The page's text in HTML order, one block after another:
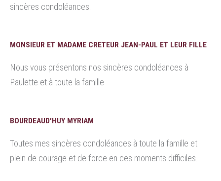
sincères condoléances.
MONSIEUR ET MADAME CRETEUR JEAN-PAUL ET LEUR FILLE
Nous vous présentons nos sincères condoléances à
Paulette et à toute la famille
BOURDEAUD'HUY MYRIAM
Toutes mes sincères condoléances à toute la famille et
plein de courage et de force en ces moments difficiles.